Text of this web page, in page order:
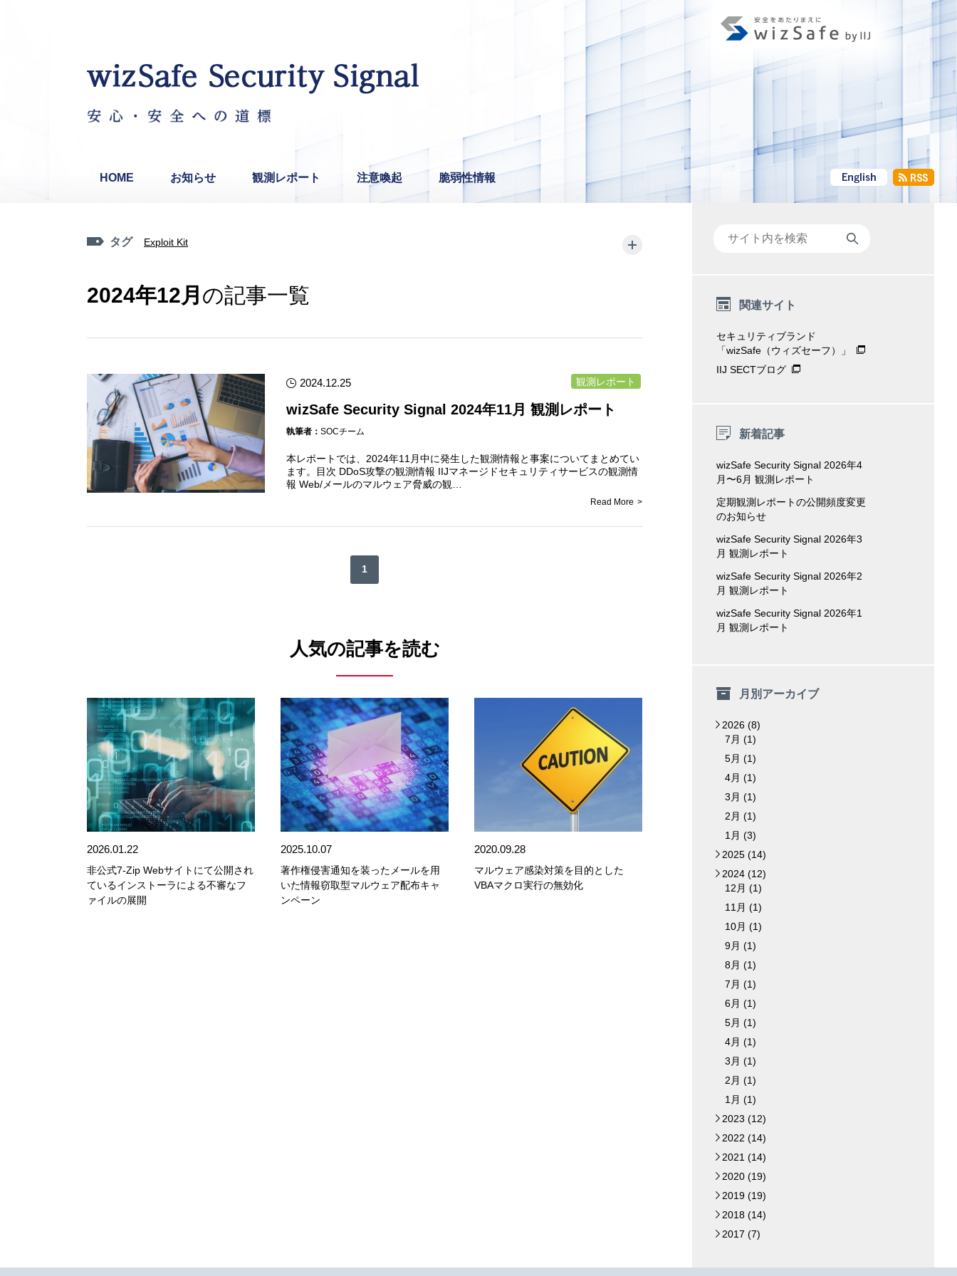
HOME お知らせ 観測レポート 注意喚起 脆弱性情報
タグ Exploit Kit
2024年12月 の記事一覧
観測レポート
2024.12.25
wizSafe Security Signal 2024年11月 観測レポート
執筆者： SOCチーム
本レポートでは、2024年11月中に発生した観測情報と事案についてまとめてい
ます。目次 DDoS攻撃の観測情報 IIJマネージドセキュリティサービスの観測情
報 Web/メールのマルウェア脅威の観…
Read More
1
人気の記事を読む
2026.01.22
非公式7-Zip Webサイトにて公開され
ているインストーラによる不審なフ
ァイルの展開
2025.10.07
著作権侵害通知を装ったメールを用
いた情報窃取型マルウェア配布キャ
ンペーン
2020.09.28
マルウェア感染対策を目的とした
VBAマクロ実行の無効化
関連サイト
セキュリティブランド
「wizSafe（ウィズセーフ）」
IIJ SECTブログ
新着記事
wizSafe Security Signal 2026年4
月〜6月 観測レポート
定期観測レポートの公開頻度変更
のお知らせ
wizSafe Security Signal 2026年3
月 観測レポート
wizSafe Security Signal 2026年2
月 観測レポート
wizSafe Security Signal 2026年1
月 観測レポート
月別アーカイブ
▼
2026 (8)
7月 (1)
5月 (1)
4月 (1)
3月 (1)
2月 (1)
1月 (3)
►
2025 (14)
▼
2024 (12)
12月 (1)
11月 (1)
10月 (1)
9月 (1)
8月 (1)
7月 (1)
6月 (1)
5月 (1)
4月 (1)
3月 (1)
2月 (1)
1月 (1)
►
2023 (12)
►
2022 (14)
►
2021 (14)
►
2020 (19)
►
2019 (19)
►
2018 (14)
►
2017 (7)